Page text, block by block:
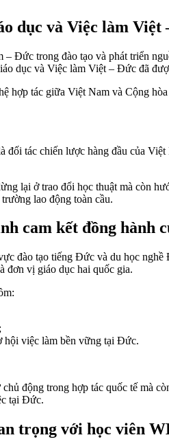
dục và Việc làm
Đức trong đào tạo và phát triển
dục và Việc làm Việt – Đức đã
hợp tác giữa Việt Nam và Cộng
tác chiến lược hàng đầu của
lại ở trao đổi học thuật mà còn
lao động toàn cầu.
cam kết đồng hành
đào tạo tiếng Đức và du học
đơn vị giáo dục hai quốc gia.
hội việc làm bền vững tại Đức.
động trong hợp tác quốc tế mà
tại Đức.
trọng với học viên